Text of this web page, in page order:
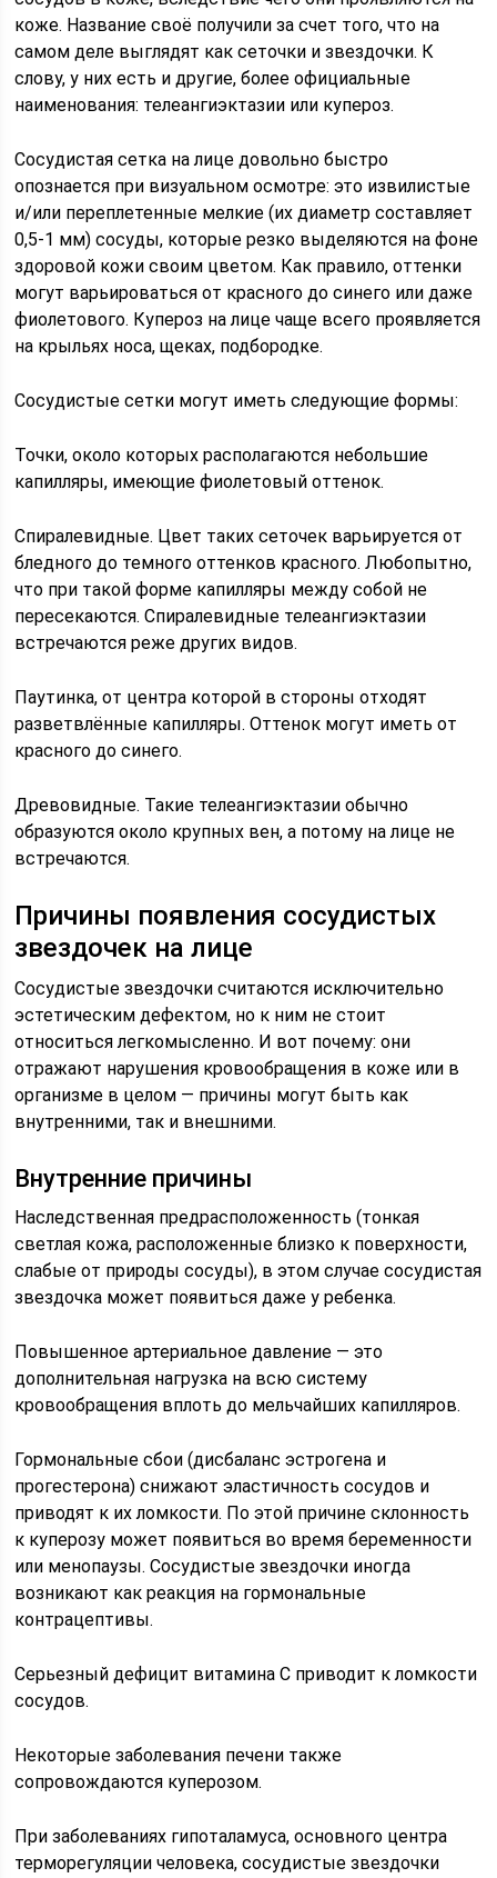
коже. Название своё получили за счет того, что на
самом деле выглядят как сеточки и звездочки. К
слову, у них есть и другие, более официальные
наименования: телеангиэктазии или купероз.
Сосудистая сетка на лице довольно быстро
опознается при визуальном осмотре: это извилистые
и/или переплетенные мелкие (их диаметр составляет
0,5-1 мм) сосуды, которые резко выделяются на фоне
здоровой кожи своим цветом. Как правило, оттенки
могут варьироваться от красного до синего или даже
фиолетового. Купероз на лице чаще всего проявляется
на крыльях носа, щеках, подбородке.
Сосудистые сетки могут иметь следующие формы:
Точки, около которых располагаются небольшие
капилляры, имеющие фиолетовый оттенок.
Спиралевидные. Цвет таких сеточек варьируется от
бледного до темного оттенков красного. Любопытно,
что при такой форме капилляры между собой не
пересекаются. Спиралевидные телеангиэктазии
встречаются реже других видов.
Паутинка, от центра которой в стороны отходят
разветвлённые капилляры. Оттенок могут иметь от
красного до синего.
Древовидные. Такие телеангиэктазии обычно
образуются около крупных вен, а потому на лице не
встречаются.
Причины появления сосудистых
звездочек на лице
Сосудистые звездочки считаются исключительно
эстетическим дефектом, но к ним не стоит
относиться легкомысленно. И вот почему: они
отражают нарушения кровообращения в коже или в
организме в целом — причины могут быть как
внутренними, так и внешними.
Внутренние причины
Наследственная предрасположенность (тонкая
светлая кожа, расположенные близко к поверхности,
слабые от природы сосуды), в этом случае сосудистая
звездочка может появиться даже у ребенка.
Повышенное артериальное давление — это
дополнительная нагрузка на всю систему
кровообращения вплоть до мельчайших капилляров.
Гормональные сбои (дисбаланс эстрогена и
прогестерона) снижают эластичность сосудов и
приводят к их ломкости. По этой причине склонность
к куперозу может появиться во время беременности
или менопаузы. Сосудистые звездочки иногда
возникают как реакция на гормональные
контрацептивы.
Серьезный дефицит витамина С приводит к ломкости
сосудов.
Некоторые заболевания печени также
сопровождаются куперозом.
При заболеваниях гипоталамуса, основного центра
терморегуляции человека, сосудистые звездочки